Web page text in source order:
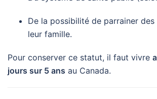
De la possibilité de parrainer des
leur famille.
Pour conserver ce statut, il faut vivre
jours sur 5 ans au Canada.